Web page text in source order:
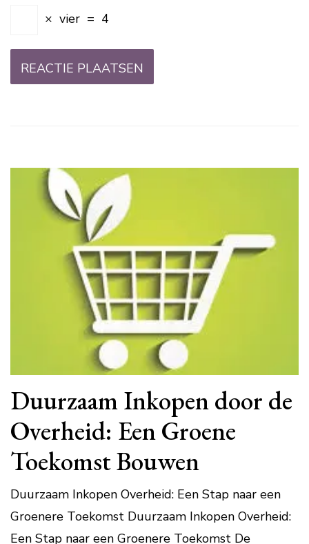
× vier = 4
Duurzaam Inkopen door de
Overheid: Een Groene
Toekomst Bouwen
Duurzaam Inkopen Overheid: Een Stap naar een
Groenere Toekomst Duurzaam Inkopen Overheid:
Een Stap naar een Groenere Toekomst De